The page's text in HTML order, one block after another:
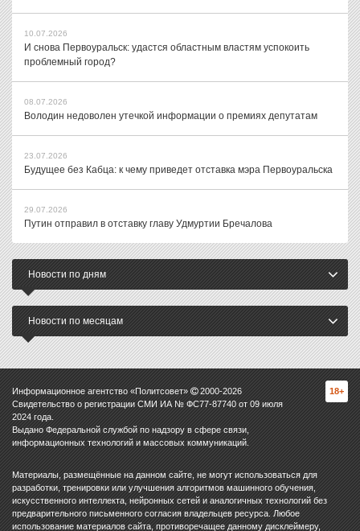
10.07.2026
И снова Первоуральск: удастся областным властям успокоить
проблемный город?
08.07.2026
Володин недоволен утечкой информации о премиях депутатам
23.07.2026
Будущее без Кабца: к чему приведет отставка мэра Первоуральска
29.07.2026
Путин отправил в отставку главу Удмуртии Бречалова
Новости по дням
Новости по месяцам
Информационное агентство «Политсовет» 2000-2026
Свидетельство о регистрации СМИ ИА № ФС77-87740 от 09 июля
2024 года.
Выдано Федеральной службой по надзору в сфере связи,
информационных технологий и массовых коммуникаций.
18+
Материалы, размещённые на данном сайте, не могут использоваться для
разработки, тренировки или улучшения алгоритмов машинного обучения,
искусственного интеллекта, нейронных сетей и аналогичных технологий без
предварительного письменного согласия владельцев ресурса. Любое
использование материалов сайта, противоречащее данному дисклеймеру,